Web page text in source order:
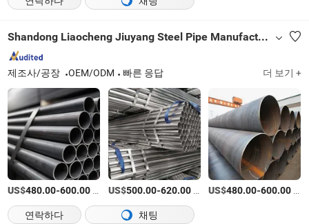
Shandong Liaocheng Jiuyang Steel Pipe Manufacturing Co., Ltd
제조사/공장 OEM/ODM 빠른 응답 더 보기 +
US$480.00-600.00 US$500.00-620.00/티 US$480.00-600.00
연락하다
채팅